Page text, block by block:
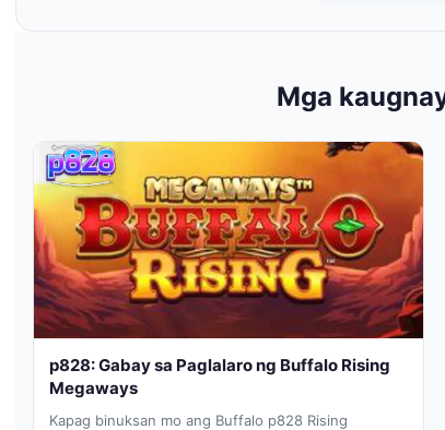
Mga
p828: Gabay sa Paglalaro ng Buffalo Rising
Megaways
Kapag binuksan mo ang Buffalo p828 Rising